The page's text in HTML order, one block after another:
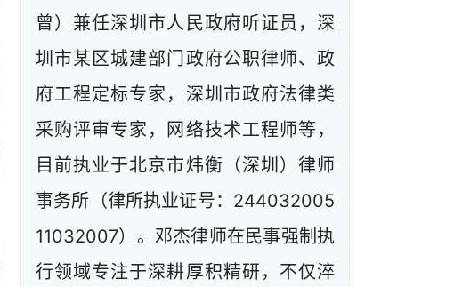
曾）兼任深圳市人民政府听证员，深
圳市某区城建部门政府公职律师、政
府工程定标专家，深圳市政府法律类
采购评审专家，网络技术工程师等，
目前执业于北京市炜衡（深圳）律师
事务所（律所执业证号：244032005
11032007）。邓杰律师在民事强制执
行领域专注于深耕厚积精研，不仅淬